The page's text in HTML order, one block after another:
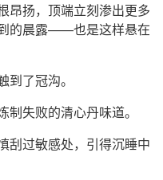
昂扬，顶端立刻渗出更多
的晨露——也是这样悬在
了冠沟。
失败的清心丹味道。
刮过敏感处，引得沉睡中